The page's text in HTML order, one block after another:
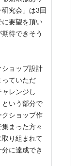
究会」は3回
要望を頂い
待できそう
ショップ設計
っていただ
レンジし
という部分で
ショップ作
まった方々
り組まれて
に達成でき